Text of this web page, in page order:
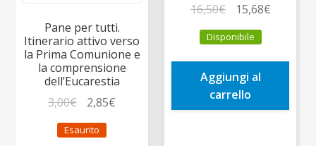
Pane per tutti.
Itinerario attivo verso
la Prima Comunione e
la comprensione
dell’Eucarestia
3,00€
prezzo
originale
2,85€
Esaurito
16,50€
prezzo
originale
era:
16,50€.
15,68€Il
è:
Disponibile
Aggiungi al
carrello